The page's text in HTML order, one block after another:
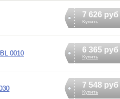
7 626 руб
Купить
0010 6 365 руб
Купить
7 548 руб
Купить